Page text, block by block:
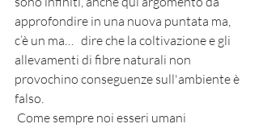
approfondire in una nuova puntata ma,
c’è un ma…   dire che la coltivazione e gli
allevamenti di fibre naturali non
provochino conseguenze sull'ambiente è
falso.
Come sempre noi esseri umani